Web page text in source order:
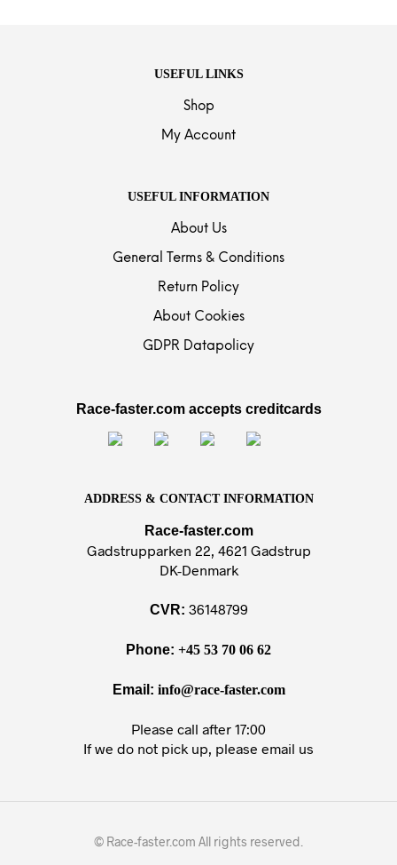
USEFUL LINKS
Shop
My Account
USEFUL INFORMATION
About Us
General Terms & Conditions
Return Policy
About Cookies
GDPR Datapolicy
Race-faster.com accepts creditcards
ADDRESS & CONTACT INFORMATION
Race-faster.com
Gadstrupparken 22, 4621 Gadstrup
DK-Denmark
CVR: 36148799
Phone: +45 53 70 06 62
Email: info@race-faster.com
Please call after 17:00
If we do not pick up, please email us
© Race-faster.com All rights reserved.